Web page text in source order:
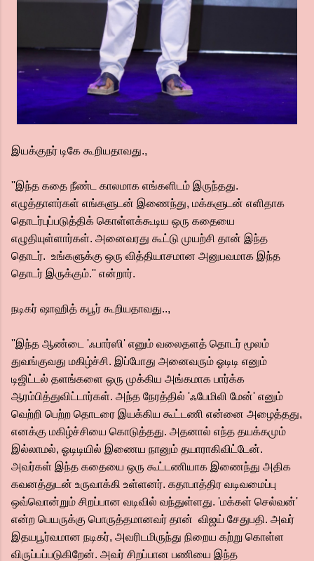
இயக்குநர் டிகே கூறியதாவது.,
''இந்த கதை நீண்ட காலமாக எங்களிடம் இருந்தது.
எழுத்தாளர்கள் எங்களுடன் இணைந்து, மக்களுடன் எளிதாக
தொடர்புப்படுத்திக் கொள்ளக்கூடிய ஒரு கதையை
எழுதியுள்ளார்கள். அனைவரது கூட்டு முயற்சி தான் இந்த
தொடர். உங்களுக்கு ஒரு வித்தியாசமான அனுபவமாக இந்த
தொடர் இருக்கும்.'' என்றார்.
நடிகர் ஷாஹித் கபூர் கூறியதாவது..,
''இந்த ஆண்டை 'ஃபார்ஸி' எனும் வலைதளத் தொடர் மூலம்
துவங்குவது மகிழ்ச்சி. இப்போது அனைவரும் ஓடிடி எனும்
டிஜிட்டல் தளங்களை ஒரு முக்கிய அங்கமாக பார்க்க
ஆரம்பித்துவிட்டார்கள். அந்த நேரத்தில் 'ஃபேமிலி மேன்' எனும்
வெற்றி பெற்ற தொடரை இயக்கிய கூட்டணி என்னை அழைத்தது,
எனக்கு மகிழ்ச்சியை கொடுத்தது. அதனால் எந்த தயக்கமும்
இல்லாமல், ஓடிடியில் இணைய நானும் தயாராகிவிட்டேன்.
அவர்கள் இந்த கதையை ஒரு கூட்டணியாக இணைந்து அதிக
கவனத்துடன் உருவாக்கி உள்ளனர். கதாபாத்திர வடிவமைப்பு
ஒவ்வொன்றும் சிறப்பான வடிவில் வந்துள்ளது. 'மக்கள் செல்வன்'
என்ற பெயருக்கு பொருத்தமானவர் தான் விஜய் சேதுபதி. அவர்
இதயபூர்வமான நடிகர், அவரிடமிருந்து நிறைய கற்று கொள்ள
விருப்பப்படுகிறேன். அவர் சிறப்பான பணியை இந்த